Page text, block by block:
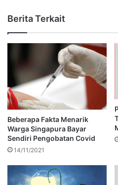
Berita Terkait
Beberapa Fakta Menarik
Warga Singapura Bayar
Sendiri Pengobatan Covid
14/11/2021